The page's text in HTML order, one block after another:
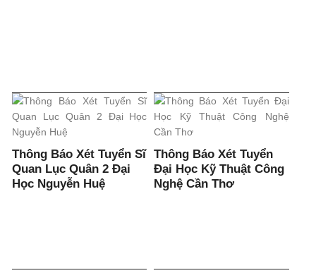
Thông Báo Xét Tuyển Sĩ
Quan Lục Quân 2 Đại
Học Nguyễn Huệ
Thông Báo Xét Tuyển
Đại Học Kỹ Thuật Công
Nghệ Cần Thơ